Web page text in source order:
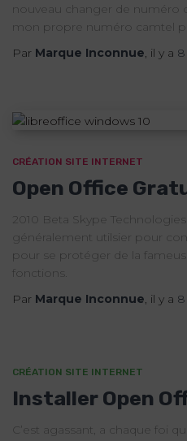
nouveau changer de numéro
mon propre numéro camtel
Par Marque Inconnue, il y a
CRÉATION SITE INTERNET
Open Office
2010 Beta Skype
généralement utilsier pour
pour se protéger de la
fonctions.
Par Marque Inconnue, il y a
CRÉATION SITE INTERNET
Installer Open
C’est agassant, a chaque foi